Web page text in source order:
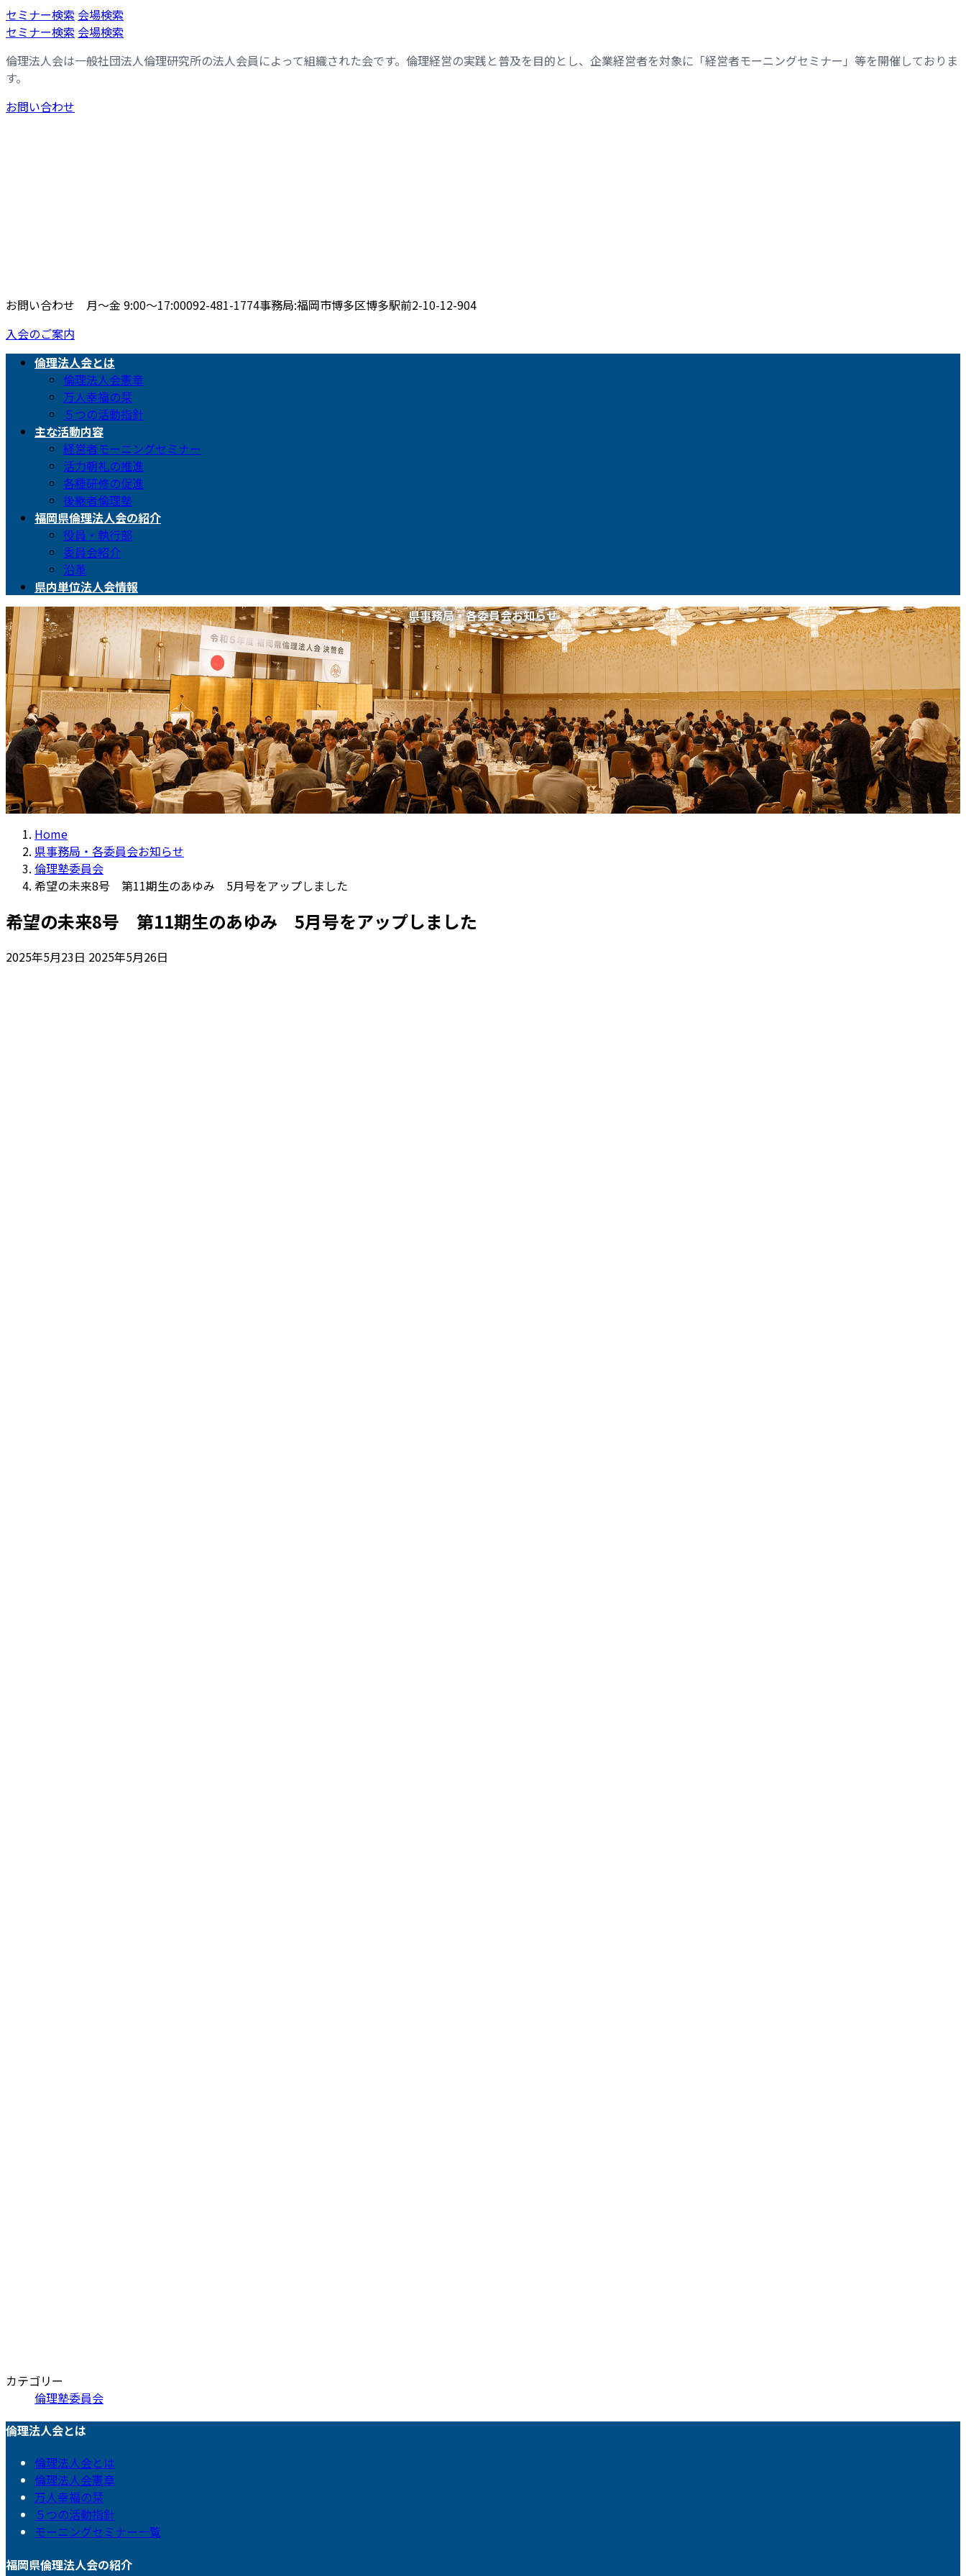
コ
ン
ン
ツ
へ
ス
ナ
ビ
ー
シ
ョ
ン
セミナー検索 会場検索
セミナー検索 会場検索
倫理法人会は一般社団法人倫理研究所の法人会員によって組織された会です。倫理経営の実践と普及を目的とし、企業経営者を対象に「経営者モーニングセミナー」等を開催しておりま
す。
お問い合わせ
お問い合わせ 月〜金 9:00〜17:00092-481-1774事務局:福岡市博多区博多駅前2-10-12-904
入会のご案内
倫理法人会とは
倫理法人会憲章
万人幸福の栞
５つの活動指針
主な活動内容
経営者モーニングセミナー
活力朝礼の推進
各種研修の促進
後継者倫理塾
福岡県倫理法人会の紹介
役員・執行部
委員会紹介
沿革
県内単位法人会情報
県事務局・各委員会お知らせ
Home
県事務局・各委員会お知らせ
倫理塾委員会
希望の未来8号 第11期生のあゆみ 5月号をアップしました
希望の未来8号 第11期生のあゆみ 5月号をアップしました
2025年5月23日 最
2025年5月26日
カテゴリー
倫理塾委員会
倫理法人会とは
倫理法人会とは
倫理法人会憲章
万人幸福の栞
５つの活動指針
モーニングセミナー一覧
福岡県倫理法人会の紹介